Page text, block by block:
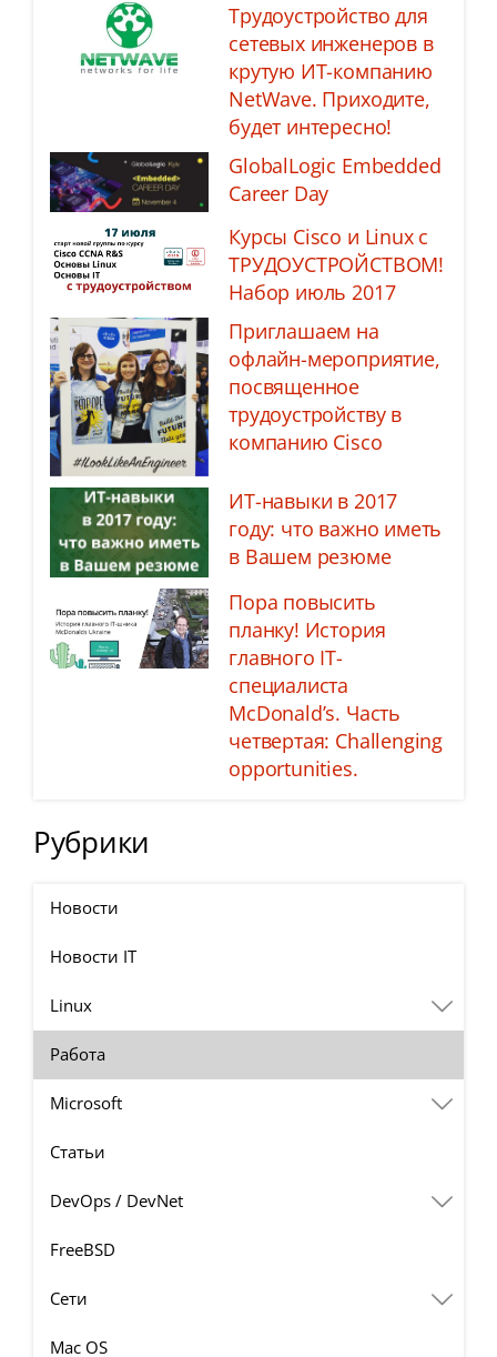
Трудоустройство для
сетевых инженеров в
крутую ИТ-компанию
NetWave. Приходите,
будет интересно!
GlobalLogic Embedded
Career Day
Курсы Cisco и Linux с
ТРУДОУСТРОЙСТВОМ!
Набор июль 2017
Приглашаем на
офлайн-мероприятие,
посвященное
трудоустройству в
компанию Cisco
ИТ-навыки в 2017
году: что важно иметь
в Вашем резюме
Пора повысить
планку! История
главного IT-
специалиста
McDonald’s. Часть
четвертая: Challenging
opportunities.
Рубрики
Новости
Новости IT
Linux
Работа
Microsoft
Статьи
DevOps / DevNet
FreeBSD
Сети
Mac OS